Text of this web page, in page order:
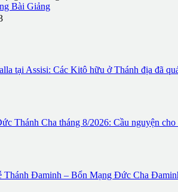
Bài Giảng
tại Assisi: Các Kitô hữu ở Thánh địa đã
Thánh Cha tháng 8/2026: Cầu nguyện
Thánh Đaminh – Bổn Mạng Đức Cha